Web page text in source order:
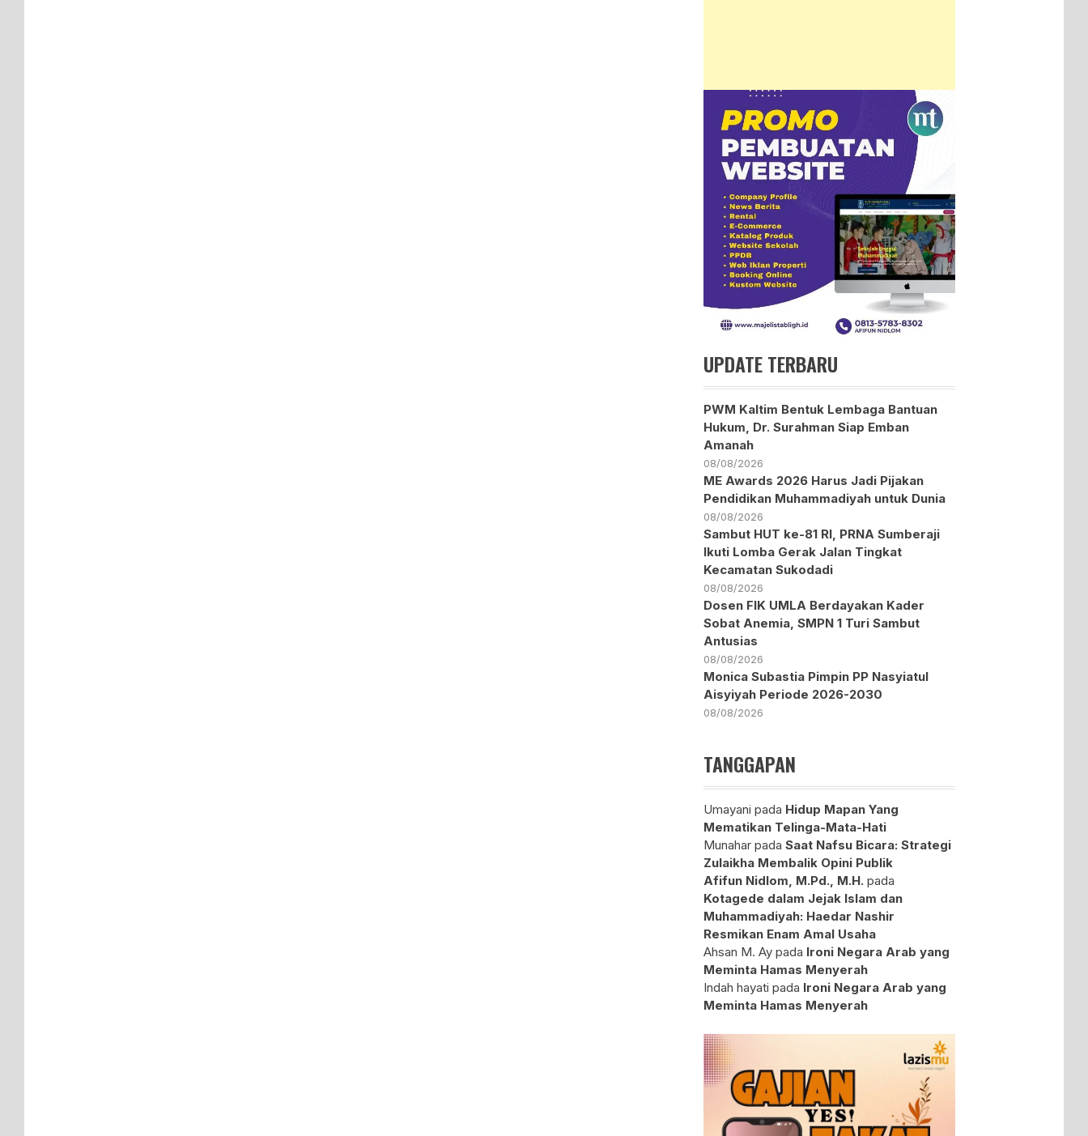
UPDATE TERBARU
PWM Kaltim Bentuk Lembaga Bantuan
Hukum, Dr. Surahman Siap Emban
Amanah
08/08/2026
ME Awards 2026 Harus Jadi Pijakan
Pendidikan Muhammadiyah untuk Dunia
08/08/2026
Sambut HUT ke-81 RI, PRNA Sumberaji
Ikuti Lomba Gerak Jalan Tingkat
Kecamatan Sukodadi
08/08/2026
Dosen FIK UMLA Berdayakan Kader
Sobat Anemia, SMPN 1 Turi Sambut
Antusias
08/08/2026
Monica Subastia Pimpin PP Nasyiatul
Aisyiyah Periode 2026-2030
08/08/2026
TANGGAPAN
Umayani pada Hidup Mapan Yang
Mematikan Telinga-Mata-Hati
Munahar padaSaat Nafsu Bicara: Strategi
Zulaikha Membalik Opini Publik
Afifun Nidlom, M.Pd., M.H. pada
Kotagede dalam Jejak Islam dan
Muhammadiyah: Haedar Nashir
Resmikan Enam Amal Usaha
Ahsan M. Ay pada Ironi Negara Arab yang
Meminta Hamas Menyerah
Indah hayati pada Ironi Negara Arab yang
Meminta Hamas Menyerah